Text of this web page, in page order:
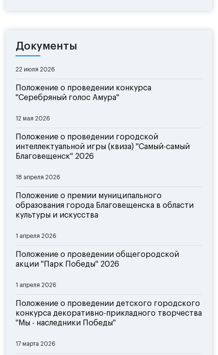
Документы
22 июля 2026
Положение о проведении конкурса
"Серебряный голос Амура"
12 мая 2026
Положение о проведении городской
интеллектуальной игры (квиза) "Самый-самый
Благовещенск" 2026
18 апреля 2026
Положение о премии муниципального
образования города Благовещенска в области
культуры и искусства
1 апреля 2026
Положение о проведении общегородской
акции "Парк Победы" 2026
1 апреля 2026
Положение о проведении детского городского
конкурса декоративно-прикладного творчества
"Мы - наследники Победы"
17 марта 2026